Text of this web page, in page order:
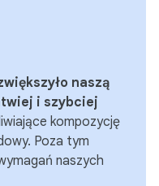
naszą
i szybciej
kompozycję
Poza tym
naszych